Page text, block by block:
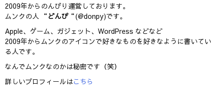
2009年からのんびり運営しております。
ムンクの人 “ どんぴ“(@donpy)です。
Apple、ゲーム、ガジェット、WordPress などなど
2009年からムンクのアイコンで好きなものを好きなように書いてい
る人です。
なんでムンクなのかは秘密です（笑）
詳しいプロフィールはこちら